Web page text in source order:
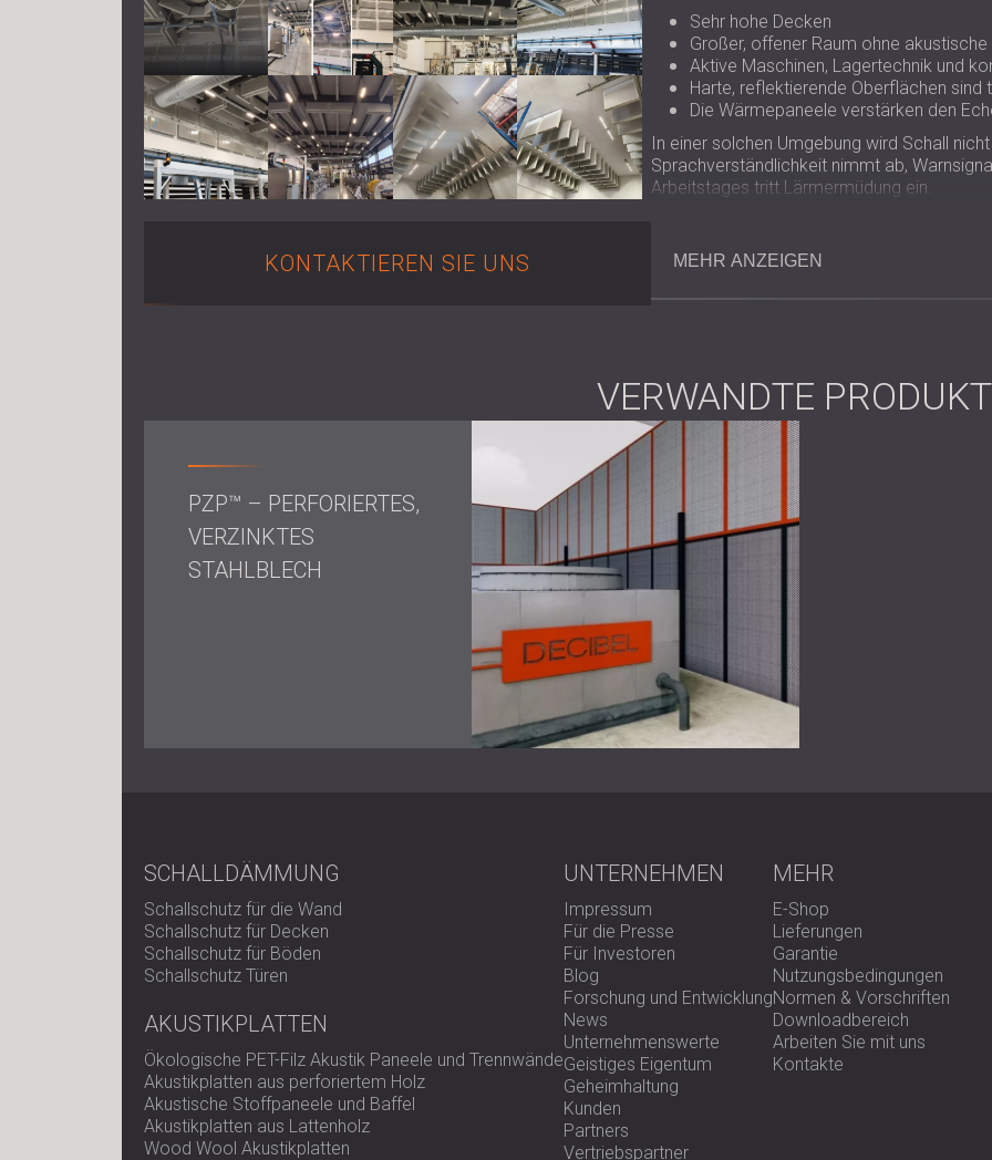
KONTAKTIEREN SIE UNS
Sehr hohe Decken
Großer, offener Raum ohne akustische
Aktive Maschinen, Lagertechnik und
Harte, reflektierende Oberflächen sind
Die Wärmepaneele verstärken den
In einer solchen Umgebung wird Schall
Sprachverständlichkeit nimmt ab,
Arbeitstages tritt Lärmermüdung ein.
positioniert und durch vertikal an den
Dieser Ansatz wurde gewählt, da
die dort wirkt, wo sich die Schallenergie am
Wandbereichs reicht selten aus.
Grundriss zu verändern.
Das Akustiksystem wurde entwickelt, um
Großflächige Nachhallkontrolle in
Effektive Leistung auch bei hohen
Minimaler Eingriff in die bestehende
Eine Installationsanordnung, die für
Produkte und Installation
DECIBEL implementierte ein
hohe Decken konzipiert wurde.
Zusätzliche, an der Wand befestigte
Reduzierung des Verfalls unterstützen.
Die Installationsplanung
Kabelführung.
Die Paneele wurden so angeordnet, dass sie:
Die Lichtverteilung darf nicht behindert
Die Belüftung oder Luftbewegung nicht
Kabelkanäle und Wartungszugänge
Bleiben Sie sicher und stabil für eine
Das Ergebnis ist eine akustische
MEHR ANZEIGEN
VERWANDTE
PZP™ – PERFORIERTES,
VERZINKTES
STAHLBLECH
SCHALLDÄMMUNG
Schallschutz für die Wand
Schallschutz für Decken
Schallschutz für Böden
Schallschutz Türen
AKUSTIKPLATTEN
Ökologische PET-Filz Akustik Paneele und Trennwände
Akustikplatten aus perforiertem Holz
Akustische Stoffpaneele und Baffel
Akustikplatten aus Lattenholz
Wood Wool Akustikplatten
UNTERNEHMEN
Impressum
Für die Presse
Für Investoren
Blog
Forschung und Entwicklung
News
Unternehmenswerte
Geistiges Eigentum
Geheimhaltung
Kunden
Partners
Vertriebspartner
MEHR
E-Shop
Lieferungen
Garantie
Nutzungsbedingungen
Normen & Vorschriften
Downloadbereich
Arbeiten Sie mit uns
Kontakte